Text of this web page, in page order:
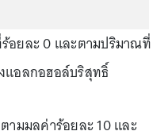
อยละ 0 และตามปริมาณที่
อลกอฮอล์บริสุทธิ์
ามมูลค่าร้อยละ 10 และ